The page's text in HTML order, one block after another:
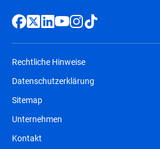
Rechtliche Hinweise
Datenschutzerklärung
Sitemap
Unternehmen
Kontakt